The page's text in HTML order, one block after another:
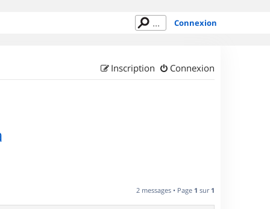
Connexion
Connexion
Inscription
2 messages • Page 1 sur 1